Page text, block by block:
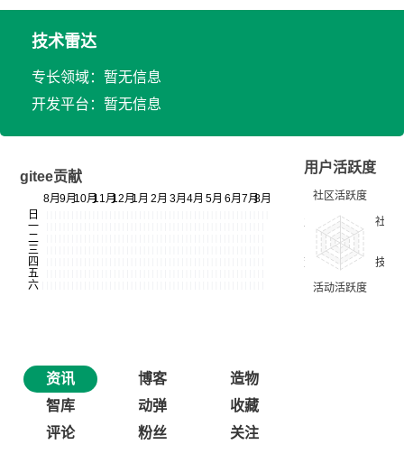
技术雷达
专长领域：暂无信息
开发平台：暂无信息
gitee贡献
用户活跃度
资讯 博客
造物
智库
动弹
收藏
评论
粉丝 关注